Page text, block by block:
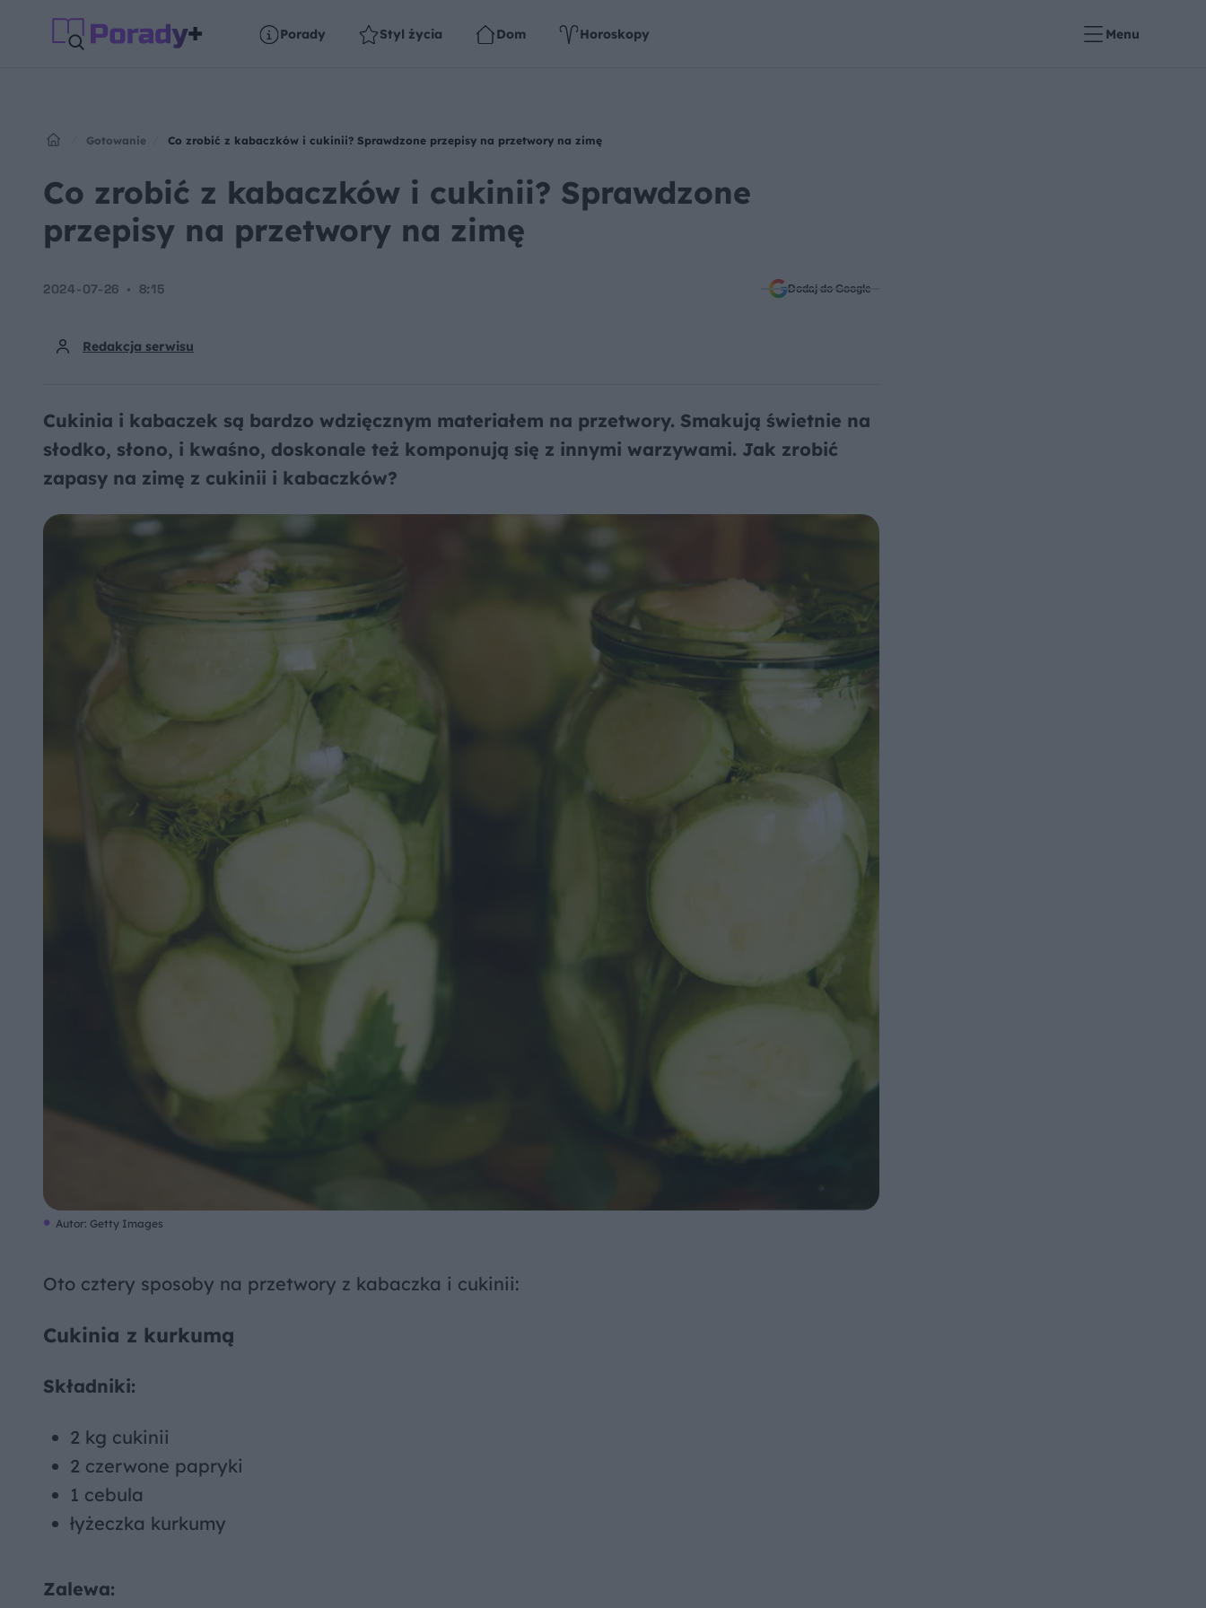
Porady Styl życia Dom Horoskopy Menu
Gotowanie Co zrobić z kabaczków i cukinii? Sprawdzone przepisy na przetwory na zimę
Co zrobić z kabaczków i cukinii? Sprawdzone
przepisy na przetwory na zimę
Redakcja serwisu
2024-07-26 8:15 Dodaj do Google
Cukinia i kabaczek są bardzo wdzięcznym materiałem na przetwory. Smakują świetnie na
słodko, słono, i kwaśno, doskonale też komponują się z innymi warzywami. Jak zrobić
zapasy na zimę z cukinii i kabaczków?
Autor: Getty Images
Oto cztery sposoby na przetwory z kabaczka i cukinii:
Cukinia z kurkumą
Składniki:
2 kg cukinii
2 czerwone papryki
1 cebula
łyżeczka kurkumy
Zalewa: